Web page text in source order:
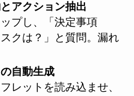
アクション抽出
プし、「決定事項
クは？」と質問。漏れ
自動生成
レットを読み込ませ、